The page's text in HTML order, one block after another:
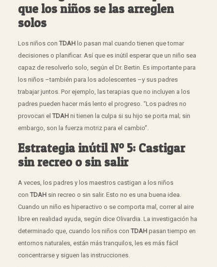
que los niños se las arreglen
solos
Los niños con TDAHlo pasan mal cuando tienen que tomar
decisiones o planificar. Así que es inútil esperar que un niño sea
capaz de resolverlo solo, según el Dr. Bertin. Es importante para
los niños –también para los adolescentes –y sus padres
trabajar juntos. Por ejemplo, las terapias que no incluyen a los
padres pueden hacer más lento el progreso. “Los padres no
provocan el TDAHni tienen la culpa si su hijo se porta mal; sin
embargo, son la fuerza motriz para el cambio”.
Estrategia inútil Nº 5: Castigar
sin recreo o sin salir
A veces, los padres y los maestros castigan a los niños
con TDAHsin recreo o sin salir. Esto no es una buena idea.
Cuando un niño es hiperactivo o se comporta mal, correr al aire
libre en realidad ayuda, según dice Olivardia. La investigación ha
determinado que, cuando los niños con TDAHpasan tiempo en
entornos naturales, están más tranquilos, les es más fácil
concentrarse y siguen las instrucciones.